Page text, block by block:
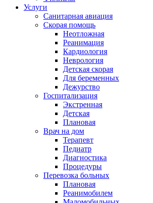
Услуги
Санитарная авиация
Скорая помощь
Неотложная
Реанимация
Кардиология
Неврология
Детская скорая
Для беременных
Дежурство
Госпитализация
Экстренная
Детская
Плановая
Врач на дом
Терапевт
Педиатр
Диагностика
Процедуры
Перевозка больных
Плановая
Реанимобилем